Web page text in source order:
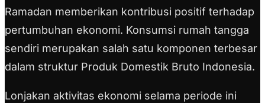
Ramadan memberikan kontribusi positif terhadap
pertumbuhan ekonomi. Konsumsi rumah tangga
sendiri merupakan salah satu komponen terbesar
dalam struktur Produk Domestik Bruto Indonesia.
Lonjakan aktivitas ekonomi selama periode ini